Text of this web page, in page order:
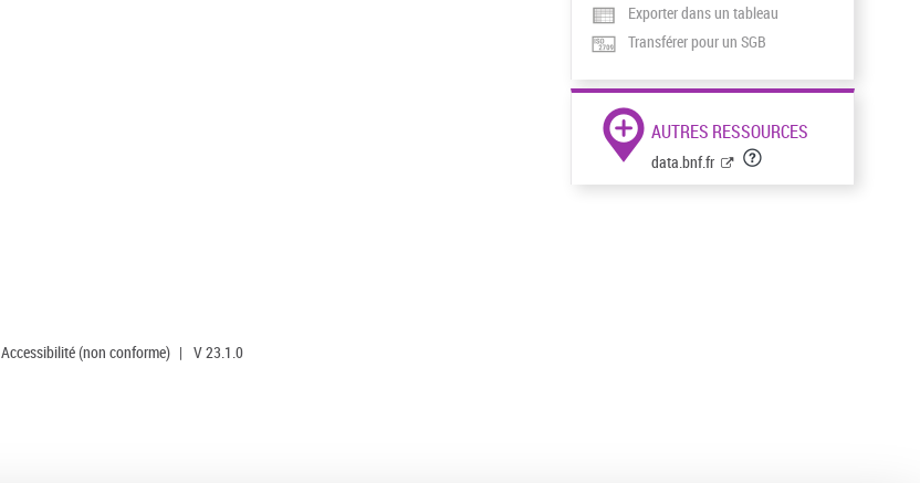
Exporter dans un tableau
Transférer pour un SGB
AUTRES RESSOURCES
data.bnf.fr
Accessibilité (non conforme) | V 23.1.0